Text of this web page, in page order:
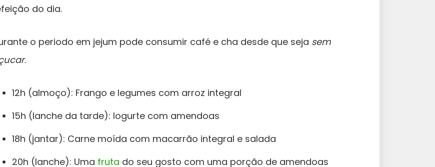
do dia.
o periodo em jejum pode consumir café e cha desde que seja sem
.
12h (almoço): Frango e legumes com arroz integral
15h (lanche da tarde): Iogurte com amendoas
18h (jantar): Carne moída com macarrão integral e salada
20h (lanche): Uma fruta do seu gosto com uma porção de amendoas